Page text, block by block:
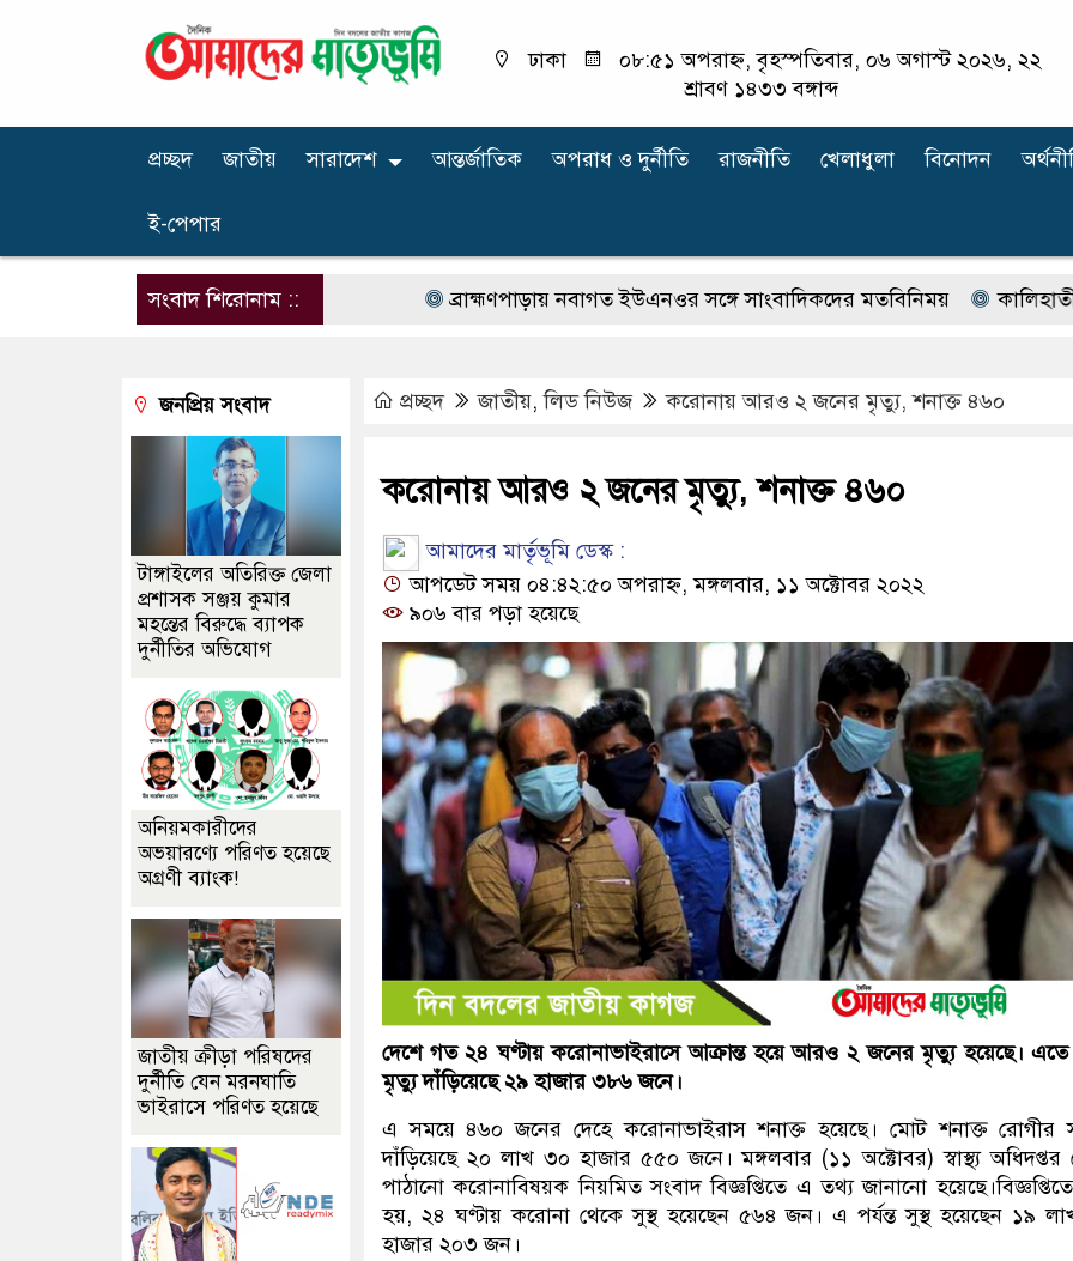
ঢাকা
০৮:৫১ অপরাহ্ন, বৃহস্পতিবার, ০৬ অগাস্ট ২০২৬, ২২
শ্রাবণ ১৪৩৩ বঙ্গাব্দ
প্রচ্ছদ জাতীয় সারাদেশ আন্তর্জাতিক অপরাধ ‍ও দুর্নীতি রাজনীতি খেলাধুলা বিনোদন
ই-পেপার
সংবাদ শিরোনাম :: ব্রাহ্মণপাড়ায় নবাগত ইউএনওর সঙ্গে সাংবাদিকদের মতবিনিময় কালিহাতীতে ২১৯
প্রচ্ছদ জাতীয়,লিড নিউজ করোনায় আরও ২ জনের মৃত্যু, শনাক্ত ৪৬০
করোনায় আরও ২ জনের মৃত্যু, শনাক্ত ৪৬০
আমাদের মার্তৃভূমি ডেস্ক :
আপডেট সময় ০৪:৪২:৫০ অপরাহ্ন, মঙ্গলবার, ১১ অক্টোবর ২০২২
৯০৬ বার পড়া হয়েছে
দেশে গত ২৪ ঘণ্টায় করোনাভাইরাসে আক্রান্ত হয়ে আরও ২ জনের মৃত্যু হয়েছে।
মৃত্যু দাঁড়িয়েছে ২৯ হাজার ৩৮৬ জনে।
এ সময়ে ৪৬০ জনের দেহে করোনাভাইরাস শনাক্ত হয়েছে। মোট শনাক্ত রোগীর
দাঁড়িয়েছে ২০ লাখ ৩০ হাজার ৫৫০ জনে। মঙ্গলবার (১১ অক্টোবর) স্বাস্থ্য অধিদপ্তর
পাঠানো করোনাবিষয়ক নিয়মিত সংবাদ বিজ্ঞপ্তিতে এ তথ্য জানানো
হয়, ২৪ ঘণ্টায় করোনা থেকে সুস্থ হয়েছেন ৫৬৪ জন। এ পর্যন্ত সুস্থ হয়েছেন ১৯
হাজার ২০৩ জন।
জনপ্রিয় সংবাদ
টাঙ্গাইলের অতিরিক্ত জেলা
প্রশাসক সঞ্জয় কুমার
মহন্তের বিরুদ্ধে ব্যাপক
দুর্নীতির অভিযোগ
অনিয়মকারীদের
অভয়ারণ্যে পরিণত হয়েছে
অগ্রণী ব্যাংক!
জাতীয় ক্রীড়া পরিষদের
দুর্নীতি যেন মরনঘাতি
ভাইরাসে পরিণত হয়েছে